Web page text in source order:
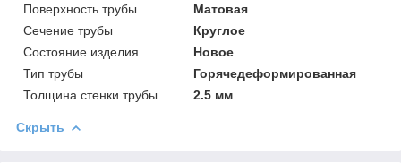
Поверхность трубы
Матовая
Сечение трубы
Круглое
Состояние изделия
Новое
Тип трубы
Горячедеформированная
Толщина стенки трубы
2.5 мм
Скрыть